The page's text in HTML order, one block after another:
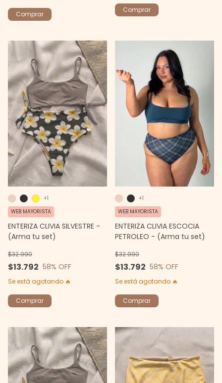
Comprar
Comprar
ENTERIZA CLIVIA SILVESTRE -
(Arma tu set)
$13.792
$32.990
58% OFF
WEB MAYORISTA
Se está agotando 🔥
+1
Comprar
ENTERIZA CLIVIA ESCOCIA
PETROLEO - (Arma tu set)
$13.792
$32.990
58% OFF
WEB MAYORISTA
Se está agotando 🔥
+1
Comprar